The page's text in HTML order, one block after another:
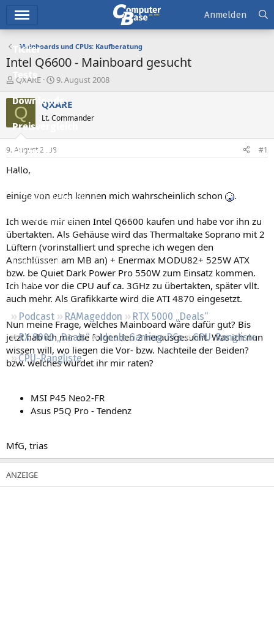
Ticker
Tests
Downloads
Preisvergleich
Forum
Aktuelles
Empfohlene Inhalte
Neue Beiträge
Neueste Aktivitäten
Leserartikel
Regeln
Podcast RAMageddon
RTX 5000 „Deals“
RX 9000 „Deals“
Ideale Gaming-PCs
GPU-Rangliste
CPU-Rangliste
Anmelden
Mainboards und CPUs: Kaufberatung
Intel Q6600 - Mainboard gesucht
E
s
t
e
l
e
r
QXARE
E
s
e
l
t
9. August 2008
Q QXARE
Lt. Commander
9. August 2008 #1
Hallo,
einige von euch kennen mich wahrscheinlich schon .
Ich werde mir einen Intel Q6600 kaufen und habe vor ihn zu
übertakten. Als Gehäuse wird das Thermaltake Soprano mit 2
Lüftern (vorinstalliert und spreche ich wegen den
Anschlüssen am MB an) + Enermax MODU82+ 525W ATX
bzw. be Quiet Dark Power Pro 550W zum Einsatz kommen.
Ich habe vor die CPU auf ca. 3GHz zu übertakten, später vllt.
auch mehr. Als Grafikkarte wird die ATI 4870 eingesetzt.
Nun meine Frage, welches Mainboard wäre dafür gut? Bis
jetzt hab ich mir die folgenden 2 herausgesucht. Was ich nun
wissen will, wo liegen die Vor- bzw. Nachteile der Beiden?
bzw. welches würdet ihr mir raten?
MSI P45 Neo2-FR
Asus P5Q Pro - Tendenz
MfG, trias